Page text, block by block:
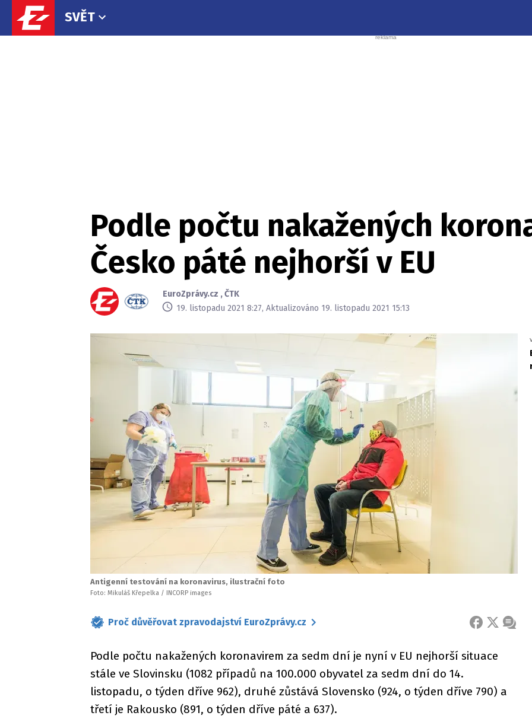
SVĚT
Podle počtu nakažených
Česko páté nejhorší v EU
EuroZprávy.cz ,ČTK
19. listopadu 2021 8:27, Aktualizováno 19. listopadu 2021 15:13
Antigenní testování na koronavirus, ilustrační foto
Foto: Mikuláš Křepelka / INCORP images
Proč důvěřovat zpravodajství EuroZprávy.cz FACEBOOK
X
Podle počtu nakažených koronavirem za sedm dní je nyní v EU nejhorší situace
stále ve Slovinsku (1082 případů na 100.000 obyvatel za sedm dní do 14.
listopadu, o týden dříve 962), druhé zůstává Slovensko (924, o týden dříve 790) a
třetí je Rakousko (891, o týden dříve páté a 637).